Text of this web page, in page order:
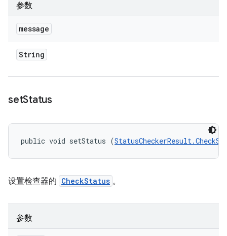
参数
message
String
setStatus
public void setStatus (
设置检查器的 CheckStatus 。
参数